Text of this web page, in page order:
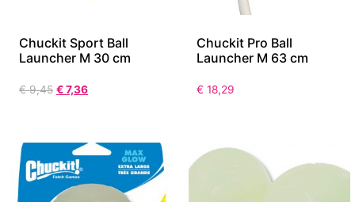
Chuckit Sport Ball
Launcher M 30 cm
€9,45 €7,36
Chuckit Pro Ball
Launcher M 63 cm
€ 18,29